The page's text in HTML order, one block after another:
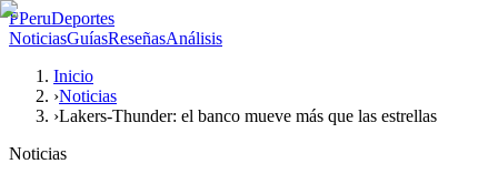
PPeruDeportes
NoticiasGuíasReseñasAnálisis
Inicio
›Noticias
›Lakers-Thunder: el banco mueve más que las estrellas
Noticias